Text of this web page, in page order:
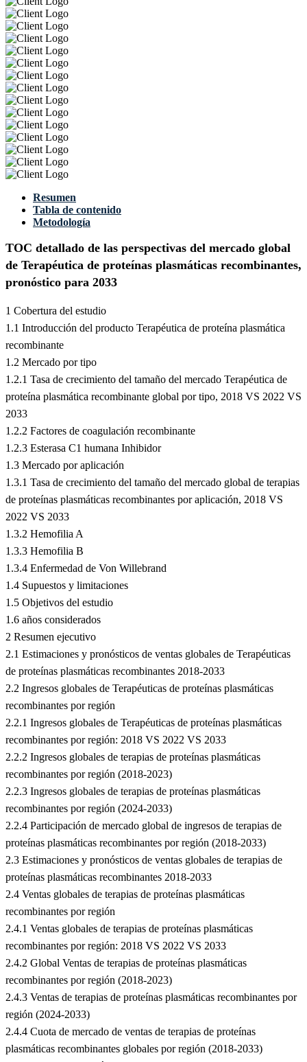
Resumen
Tabla de contenido
Metodología
TOC detallado de las perspectivas del mercado global
de Terapéutica de proteínas plasmáticas recombinantes,
pronóstico para 2033
1 Cobertura del estudio
1.1 Introducción del producto Terapéutica de proteína plasmática
recombinante
1.2 Mercado por tipo
1.2.1 Tasa de crecimiento del tamaño del mercado Terapéutica de
proteína plasmática recombinante global por tipo, 2018 VS 2022 VS
2033
1.2.2 Factores de coagulación recombinante
1.2.3 Esterasa C1 humana Inhibidor
1.3 Mercado por aplicación
1.3.1 Tasa de crecimiento del tamaño del mercado global de terapias
de proteínas plasmáticas recombinantes por aplicación, 2018 VS
2022 VS 2033
1.3.2 Hemofilia A
1.3.3 Hemofilia B
1.3.4 Enfermedad de Von Willebrand
1.4 Supuestos y limitaciones
1.5 Objetivos del estudio
1.6 años considerados
2 Resumen ejecutivo
2.1 Estimaciones y pronósticos de ventas globales de Terapéuticas
de proteínas plasmáticas recombinantes 2018-2033
2.2 Ingresos globales de Terapéuticas de proteínas plasmáticas
recombinantes por región
2.2.1 Ingresos globales de Terapéuticas de proteínas plasmáticas
recombinantes por región: 2018 VS 2022 VS 2033
2.2.2 Ingresos globales de terapias de proteínas plasmáticas
recombinantes por región (2018-2023)
2.2.3 Ingresos globales de terapias de proteínas plasmáticas
recombinantes por región (2024-2033)
2.2.4 Participación de mercado global de ingresos de terapias de
proteínas plasmáticas recombinantes por región (2018-2033)
2.3 Estimaciones y pronósticos de ventas globales de terapias de
proteínas plasmáticas recombinantes 2018-2033
2.4 Ventas globales de terapias de proteínas plasmáticas
recombinantes por región
2.4.1 Ventas globales de terapias de proteínas plasmáticas
recombinantes por región: 2018 VS 2022 VS 2033
2.4.2 Global Ventas de terapias de proteínas plasmáticas
recombinantes por región (2018-2023)
2.4.3 Ventas de terapias de proteínas plasmáticas recombinantes por
región (2024-2033)
2.4.4 Cuota de mercado de ventas de terapias de proteínas
plasmáticas recombinantes globales por región (2018-2033)